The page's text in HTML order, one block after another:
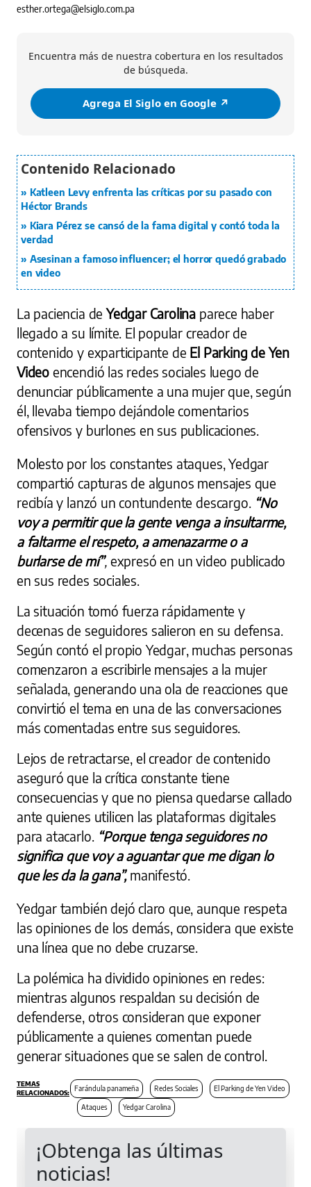
esther.ortega@elsiglo.com.pa
Encuentra más de nuestra cobertura en los resultados
de búsqueda.
Agrega El Siglo en Google ↗️
Katleen Levy enfrenta las críticas por su pasado con
Héctor Brands
Kiara Pérez se cansó de la fama digital y contó toda la
verdad
Asesinan a famoso influencer; el horror quedó grabado
en video
La paciencia deYedgar Carolina parece haber
llegado a su límite. El popular creador de
contenido y exparticipante de El Parking de Yen
Video encendió las redes sociales luego de
denunciar públicamente a una mujer que, según
él, llevaba tiempo dejándole comentarios
ofensivos y burlones en sus publicaciones.
Molesto por los constantes ataques, Yedgar
compartió capturas de algunos mensajes que
recibía y lanzó un contundente descargo. “No
voy a permitir que la gente venga a insultarme,
a faltarme el respeto, a amenazarme o a
burlarse de mí”, expresó en un video publicado
en sus redes sociales.
La situación tomó fuerza rápidamente y
decenas de seguidores salieron en su defensa.
Según contó el propio Yedgar, muchas personas
comenzaron a escribirle mensajes a la mujer
señalada, generando una ola de reacciones que
convirtió el tema en una de las conversaciones
más comentadas entre sus seguidores.
Lejos de retractarse, el creador de contenido
aseguró que la crítica constante tiene
consecuencias y que no piensa quedarse callado
ante quienes utilicen las plataformas digitales
para atacarlo. “Porque tenga seguidores no
significa que voy a aguantar que me digan lo
que les da la gana”,manifestó.
Yedgar también dejó claro que, aunque respeta
las opiniones de los demás, considera que existe
una línea que no debe cruzarse.
La polémica ha dividido opiniones en redes:
mientras algunos respaldan su decisión de
defenderse, otros consideran que exponer
públicamente a quienes comentan puede
generar situaciones que se salen de control.
Farándula panameña Redes Sociales El Parking de Yen Video
Ataques Yedgar Carolina